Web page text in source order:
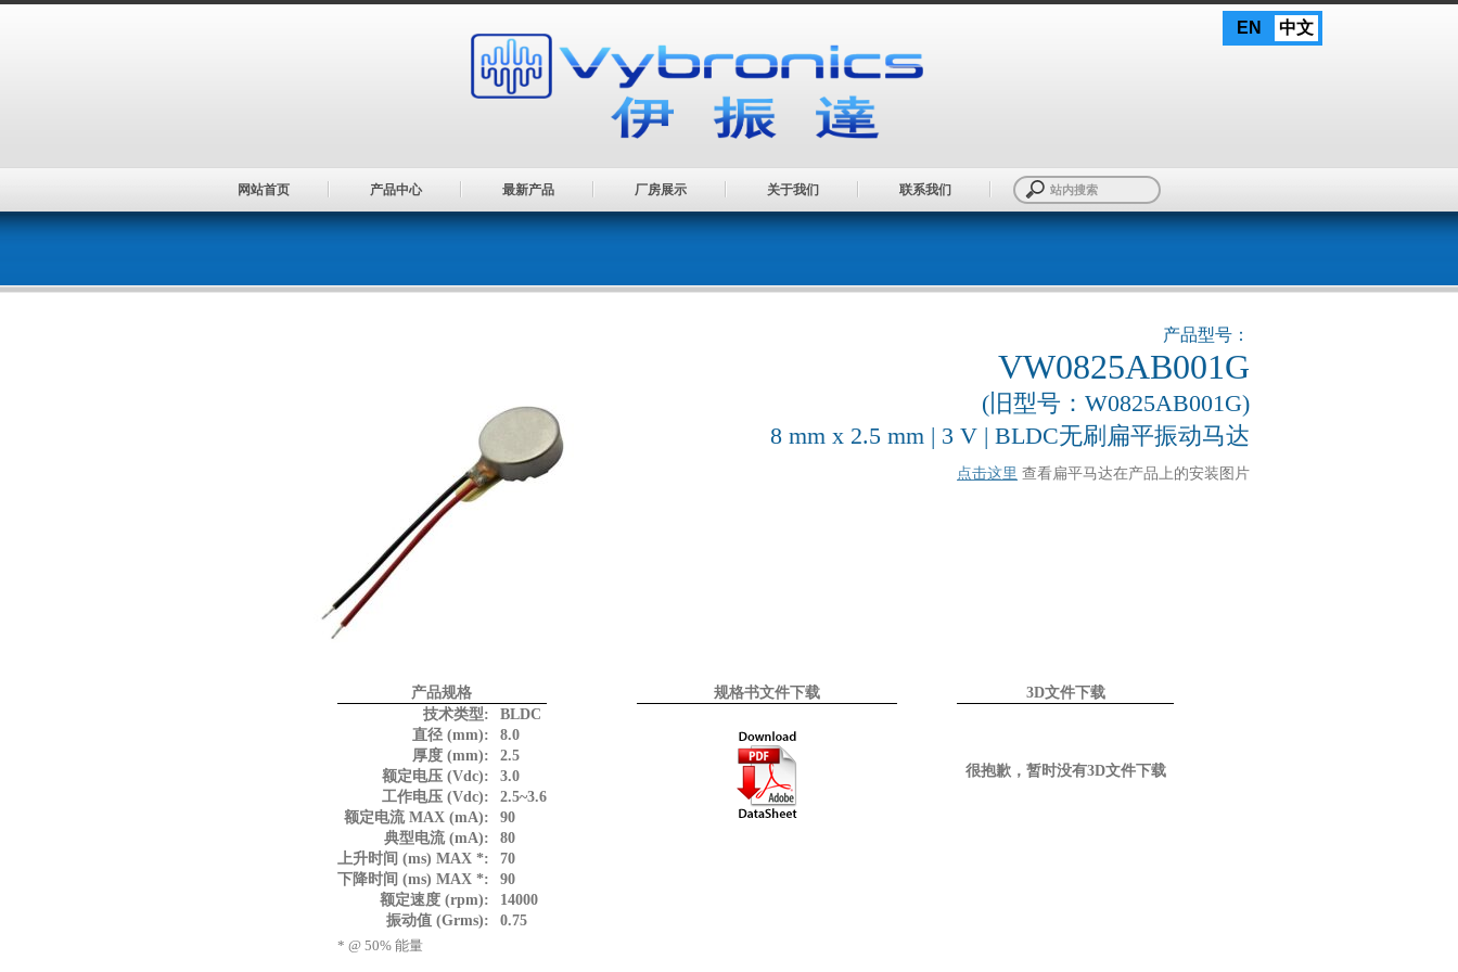
EN 中文
网站首页 产品中心 最新产品 厂房展示 关于我们 联系我们
产品型号：
VW0825AB001G
(旧型号：W0825AB001G)
8 mm x 2.5 mm | 3 V | BLDC无刷扁平振动马达
点击这里 查看扁平马达在产品上的安装图片
产品规格
技术类型:
BLDC
直径 (mm):
8.0
厚度 (mm):
2.5
额定电压 (Vdc):
3.0
工作电压 (Vdc):
2.5~3.6
额定电流 MAX (mA):
90
典型电流 (mA):
80
上升时间 (ms) MAX *:
70
下降时间 (ms) MAX *:
90
额定速度 (rpm):
14000
振动值 (Grms):
0.75
* @ 50% 能量
规格书文件下载 3D文件下载
很抱歉，暂时没有3D文件下载